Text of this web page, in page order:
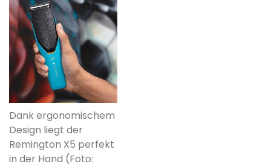
Dank ergonomischem
Design liegt der
Remington X5 perfekt
in der Hand (Foto: